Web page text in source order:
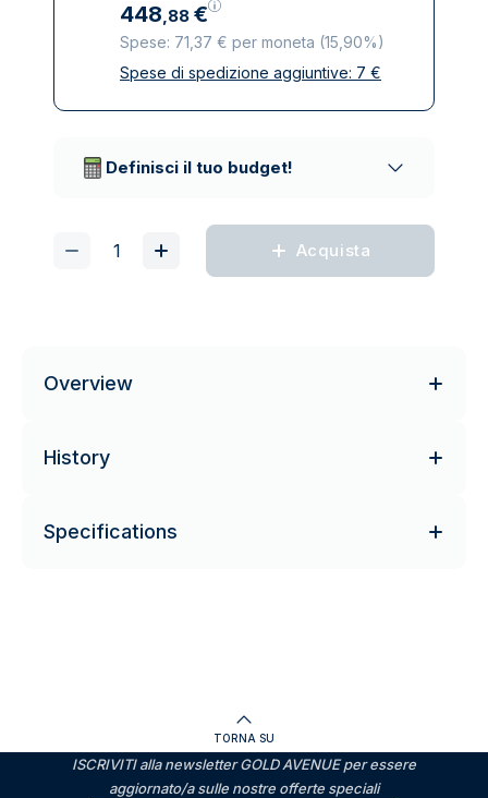
448,88 €
Spese: 71,37 € per moneta (15,90%)
Tutte le tasse incluse
Spese di spedizione aggiuntive: 7 €
Definisci il tuo budget!
Acquista
Overview
History
Specifications
TORNA SU
ISCRIVITI alla newsletter GOLD AVENUE per essere
aggiornato/a sulle nostre offerte speciali